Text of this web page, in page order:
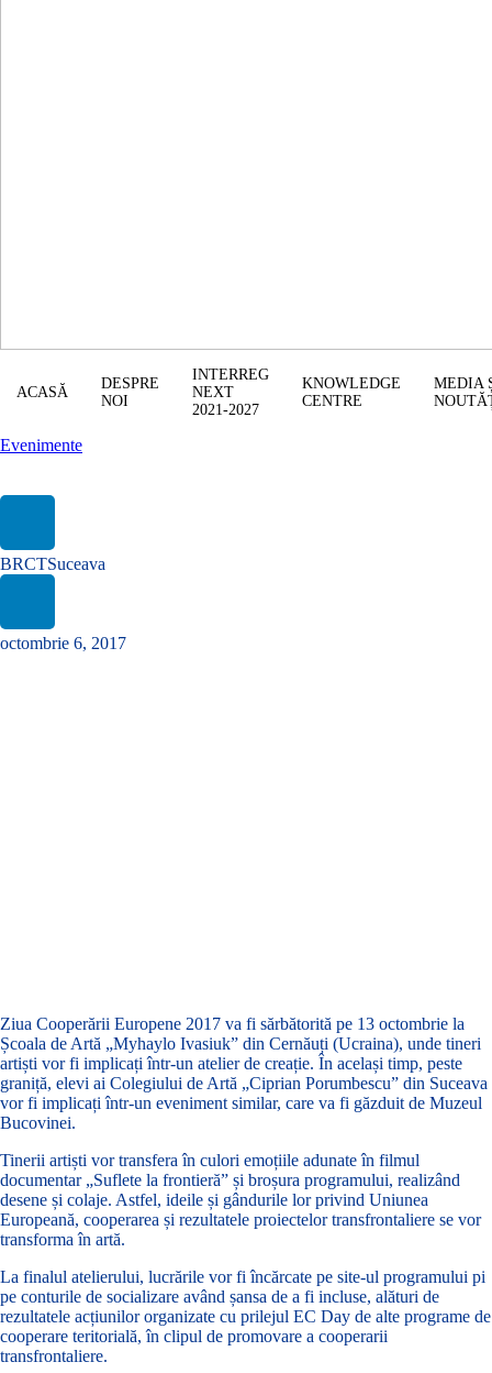
ACASĂ
DESPRE
NOI
INTERREG
NEXT
2021-2027
KNOWLEDGE
CENTRE
MEDIA
Evenimente
BRCTSuceava
octombrie 6, 2017
Ziua Cooperării Europene 2017 va fi sărbătorită pe 13 octombrie la
Școala de Artă „Myhaylo Ivasiuk” din Cernăuți (Ucraina), unde tineri
artiști vor fi implicați într-un atelier de creație. În același timp, peste
graniță, elevi ai Colegiului de Artă „Ciprian Porumbescu” din Suceava
vor fi implicați într-un eveniment similar, care va fi găzduit de Muzeul
Bucovinei.
Tinerii artiști vor transfera în culori emoțiile adunate în filmul
documentar „Suflete la frontieră” și broșura programului, realizând
desene și colaje. Astfel, ideile și gândurile lor privind Uniunea
Europeană, cooperarea și rezultatele proiectelor transfrontaliere se vor
transforma în artă.
La finalul atelierului, lucrările vor fi încărcate pe site-ul programului pi
pe conturile de socializare având șansa de a fi incluse, alături de
rezultatele acțiunilor organizate cu prilejul EC Day de alte programe de
cooperare teritorială, în clipul de promovare a cooperarii
transfrontaliere.